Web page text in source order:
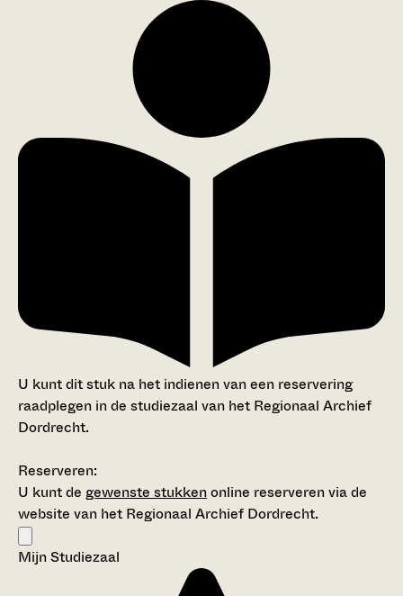
U kunt dit stuk na het indienen van een reservering
raadplegen in de studiezaal van het Regionaal Archief
Dordrecht.
Reserveren:
U kunt de gewenste stukkenonline reserveren via de
website van het Regionaal Archief Dordrecht.
Mijn Studiezaal